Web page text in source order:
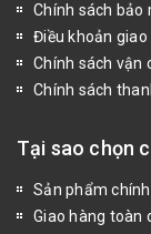
Chính sách
Điều khoản giao
Chính sách vận
Chính sách
Tại sao chọn
Sản phẩm
Giao hàng toàn